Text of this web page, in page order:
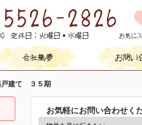
建て ３５期
お気軽にお問い合わせく